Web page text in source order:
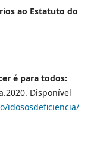
ao Estatuto do
é para todos:
Disponível
idososdeficiencia/